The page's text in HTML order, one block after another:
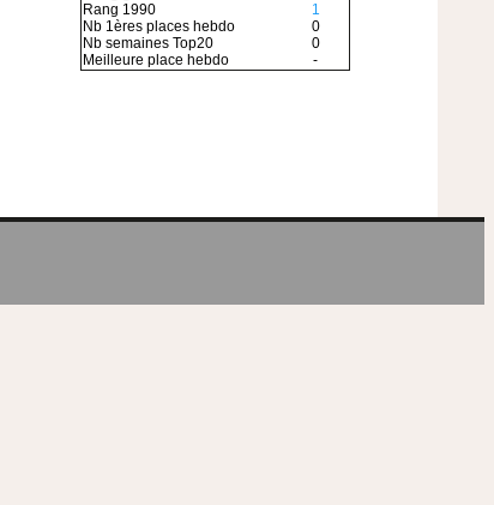
Rang 1990
Nb 1ères places hebdo
Nb semaines Top20
Meilleure place hebdo
1
0
0
-